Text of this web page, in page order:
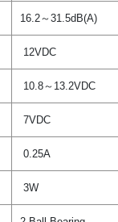
16.2～31.5dB(A)
12VDC
10.8～13.2VDC
7VDC
0.25A
3W